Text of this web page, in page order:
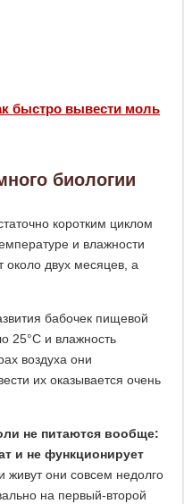
быстро вывести моль
биологии
коротким циклом
и влажности
около двух месяцев, а
бабочек пищевой
25°С и влажность
воздуха они
их оказывается очень
не питаются вообще:
и не функционирует
живут они совсем недолго
на первый-второй